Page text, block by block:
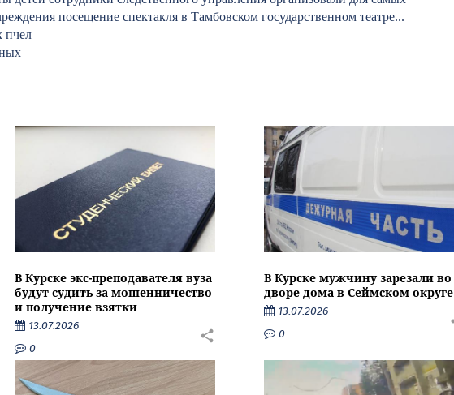
посещение спектакля в Тамбовском государственном театре...
пчел
В Курске экс-преподавателя вуза
будут судить за мошенничество
и получение взятки
13.07.2026
0
В Курске мужчину зарезали во
дворе дома в Сеймском округе
13.07.2026
0